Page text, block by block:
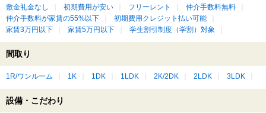
敷金礼金なし 初期費用が安い フリーレント
仲介手数料無料
仲介手数料が家賃の55%以下
初期費用クレジット払い可能
家賃3万円以下
家賃5万円以下 学生割引制度（学割）対象
間取り
1R/ワンルーム 1K 1DK 1LDK 2K/2DK 2LDK 3LDK
設備・こだわり